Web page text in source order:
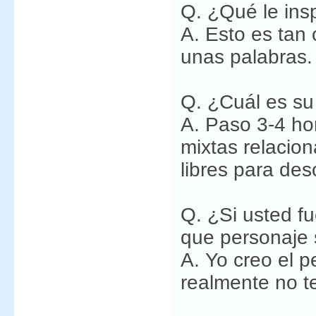
Q. ¿Qué le
A. Esto es tan
unas palabras.
Q. ¿Cuál es
A. Paso 3-4
mixtas
libres para
Q. ¿Si usted
que personaje
A. Yo creo el
realmente no